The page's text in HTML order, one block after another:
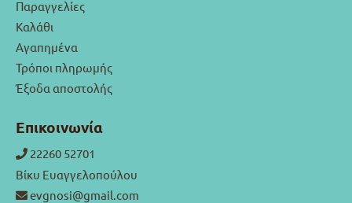
Παραγγελίες
Καλάθι
Αγαπημένα
Τρόποι πληρωμής
Έξοδα αποστολής
Επικοινωνία
22260 52701
Βίκυ Ευαγγελοπούλου
evgnosi@gmail.com